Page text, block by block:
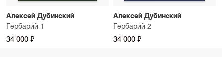
Алексей Дубинский
Гербарий 1
34 000 ₽
Алексей Дубинский
Гербарий 2
34 000 ₽